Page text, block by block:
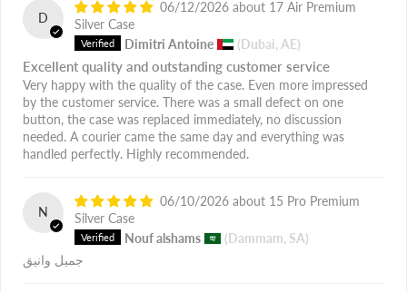
D
06/12/2026
17 Air Premium
Silver Case
Dimitri Antoine
(Dubai, AE)
Excellent quality and outstanding customer service
Very happy with the quality of the case. Even more impressed
by the customer service. There was a small defect on one
button, the case was replaced immediately, no discussion
needed. A courier came the same day and everything was
handled perfectly. Highly recommended.
N
06/10/2026
15 Pro Premium
Silver Case
Nouf alshams
(Dammam, SA)
جميل وانيق